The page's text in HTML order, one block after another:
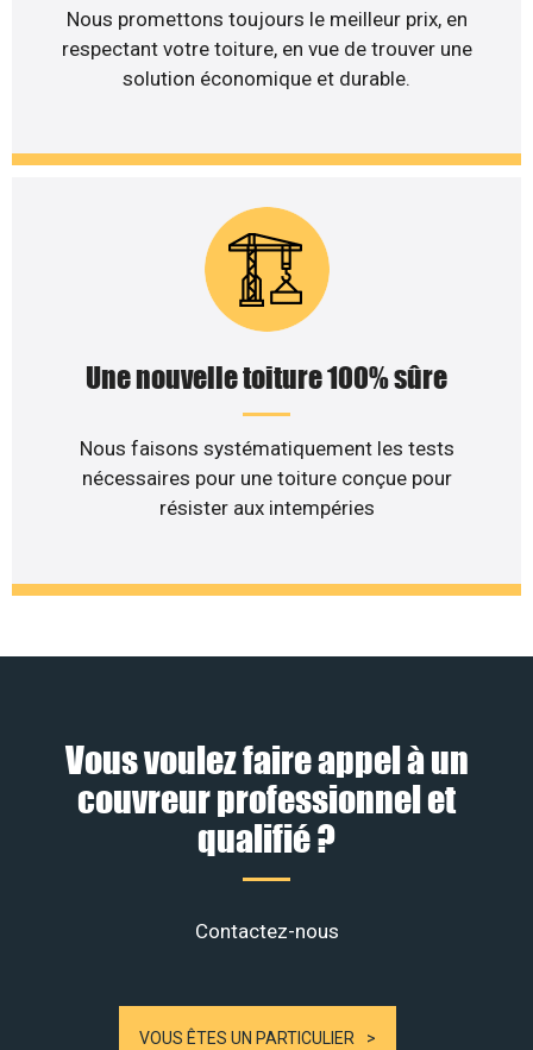
Nous promettons toujours le meilleur prix, en
respectant votre toiture, en vue de trouver une
solution économique et durable.
Une nouvelle toiture 100% sûre
Nous faisons systématiquement les tests
nécessaires pour une toiture conçue pour
résister aux intempéries
Vous voulez faire appel à un
couvreur professionnel et
qualifié ?
Contactez-nous
VOUS ÊTES UN PARTICULIER